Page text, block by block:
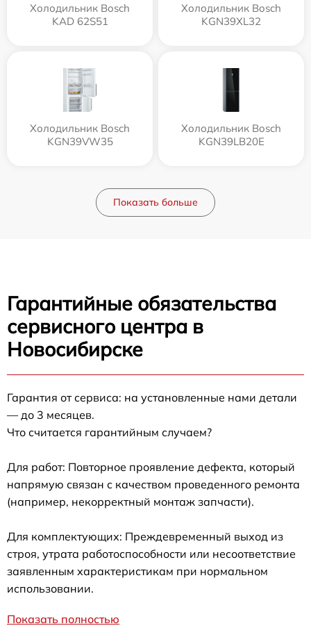
Холодильник Bosch
KAD 62S51
Холодильник Bosch
KGN39XL32
Холодильник Bosch
KGN39VW35
Холодильник Bosch
KGN39LB20E
Показать больше
Гарантийные обязательства
сервисного центра в
Новосибирске
Гарантия от сервиса: на установленные нами детали
— до 3 месяцев.
Что считается гарантийным случаем?
Для работ: Повторное проявление дефекта, который
напрямую связан с качеством проведенного ремонта
(например, некорректный монтаж запчасти).
Для комплектующих: Преждевременный выход из
строя, утрата работоспособности или несоответствие
заявленным характеристикам при нормальном
использовании.
Показать полностью